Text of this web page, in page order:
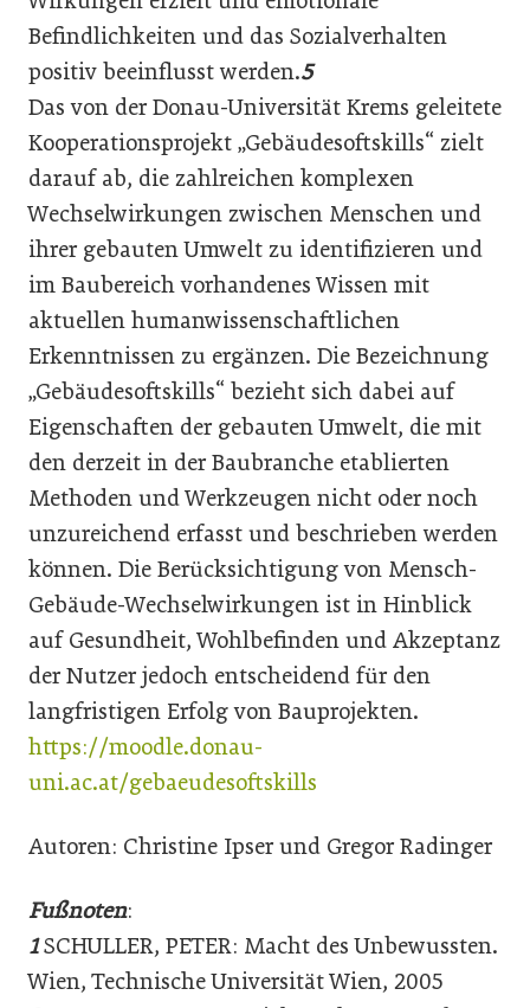
Befindlichkeiten und das Sozialverhalten
positiv beeinflusst werden.5
Das von der Donau-Universität Krems geleitete
Kooperationsprojekt „Gebäudesoftskills“ zielt
darauf ab, die zahlreichen komplexen
Wechselwirkungen zwischen Menschen und
ihrer gebauten Umwelt zu identifizieren und
im Baubereich vorhandenes Wissen mit
aktuellen humanwissenschaftlichen
Erkenntnissen zu ergänzen. Die Bezeichnung
„Gebäudesoftskills“ bezieht sich dabei auf
Eigenschaften der gebauten Umwelt, die mit
den derzeit in der Baubranche etablierten
Methoden und Werkzeugen nicht oder noch
unzureichend erfasst und beschrieben werden
können. Die Berücksichtigung von Mensch-
Gebäude-Wechselwirkungen ist in Hinblick
auf Gesundheit, Wohlbefinden und Akzeptanz
der Nutzer jedoch entscheidend für den
langfristigen Erfolg von Bauprojekten.
https://moodle.donau-
uni.ac.at/gebaeudesoftskills
Autoren: Christine Ipser und Gregor Radinger
Fußnoten:
1SCHULLER, PETER: Macht des Unbewussten.
Wien, Technische Universität Wien, 2005